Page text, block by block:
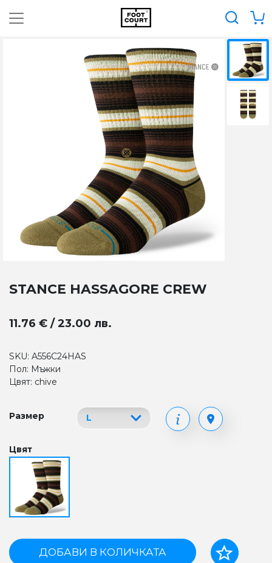
STANCE HASSAGORE CREW
11.76 € / 23.00 лв.
SKU: A556C24HAS
Пол: Мъжки
Цвят: chive
Размер
Цвят
ДОБАВИ В КОЛИЧКАТА